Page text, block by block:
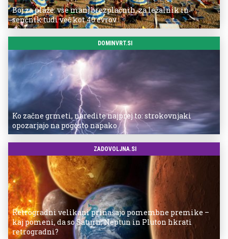
Boj za plaže: vse manj brezplačnih, za ležalnik in
senčnik tudi več kot 40 evrov
DOMINVRT.SI
Ko začne grmeti, naredite najprej to: strokovnjaki
opozarjajo na pogosto napako
ZADOVOLJNA.SI
Retrogradni velikani prinašajo pomembne premike –
kaj pomeni, da so Saturn, Neptun in Pluton hkrati
retrogradni?